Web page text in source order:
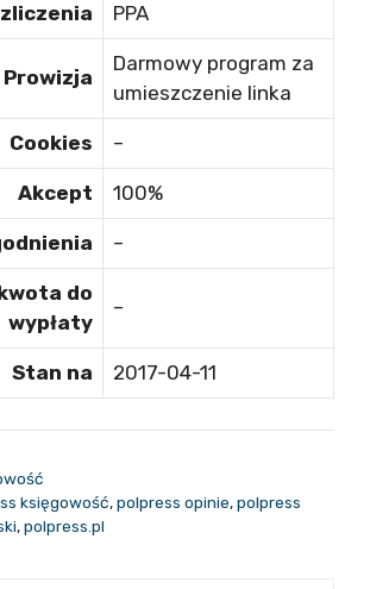
PPA
Prowizja
Darmowy program za
umieszczenie linka
Cookies –
Akcept 100%
–
do
wypłaty
–
Stan na 2017-04-11
księgowość,polpress opinie,polpress
,polpress.pl